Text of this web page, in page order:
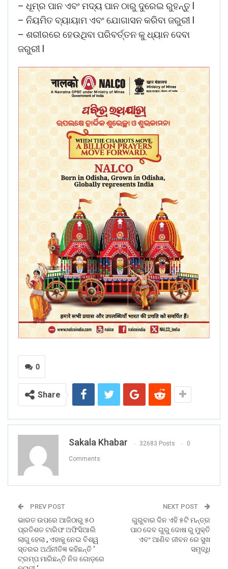
– ଧୂମ୍ର ପାନ ଏବଂ ମଦ୍ୟ ପାନ ଠାରୁ ଦୁରେଇ ରୁହନ୍ତୁ l
– ନିୟମିତ ବ୍ୟାୟାମ ଏବଂ ଯୋଗାସନ କରିବା ଜରୁରୀ l
– ଶରୀରରେ ହେଉଥିବା ପରିବର୍ତ୍ତନ କୁ ଧ୍ୟାନ ଦେବା
ଜରୁରୀ l
0
Share
Sakala Khabar 32683 Posts 0
Comments
PREV POST
ଭାରତ ଉପରେ ଆଜିଠାରୁ ୫୦
ପ୍ରତିଶତ ଟାରିଫ ଅଫିସିଆଲି
ଲାଗୁ ହେଲା , ଏହାକୁ ନେଇ ବିଶ୍ୱ
ସ୍ତରର ଅର୍ଥନୀତିଜ୍ଞ କହିଛନ୍ତି ‘
ଟ୍ରମ୍ପ ମାରିଛନ୍ତି ନିଜ ଗୋଡ଼ରେ
NEXT POST
ଗୁରୁବାର ଦିନ ଏହି ୫ଟି ମନ୍ତ୍ର
ପାଠ ଦେବ ଗୁରୁ ଦୋଷ ରୁ ମୁକ୍ତି
ଏବଂ ଆଣିବ ଜୀବନ ରେ ସୁଖ
ସମୃଦ୍ଧି